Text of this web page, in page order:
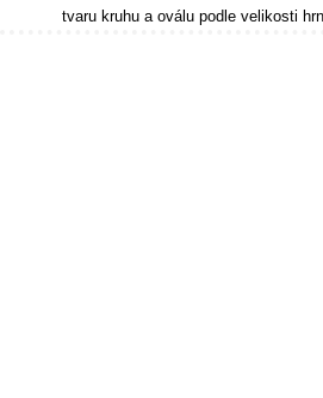
tvaru kruhu a oválu podle velikosti